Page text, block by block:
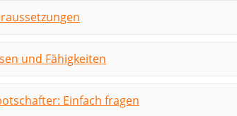
und Fähigkeiten
Einfach fragen